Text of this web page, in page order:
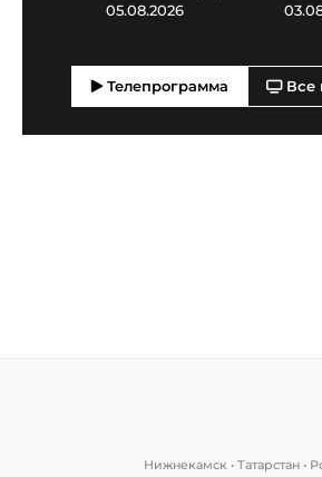
05.08.2026
Телепрограмма Все
Нижнекамск • Татарстан •